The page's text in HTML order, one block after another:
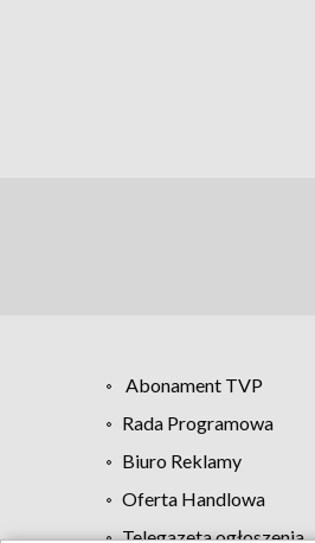
Abonament TVP
Rada Programowa
Biuro Reklamy
Oferta Handlowa
Telegazeta ogłoszenia